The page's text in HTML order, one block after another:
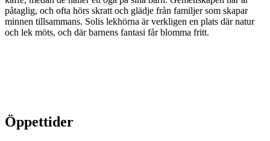
påtaglig, och ofta hörs skratt och glädje från familjer som skapar
minnen tillsammans. Solis lekhörna är verkligen en plats där natur
och lek möts, och där barnens fantasi får blomma fritt.
Öppettider